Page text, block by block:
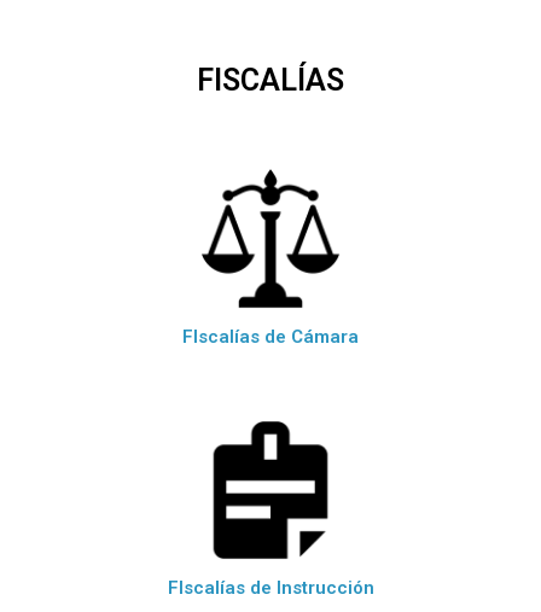
FISCALÍAS
FIscalías de Cámara
FIscalías de Instrucción